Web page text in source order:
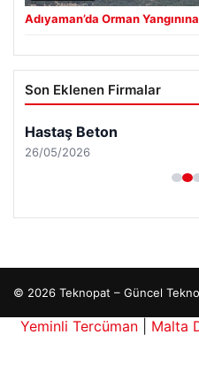
Adıyaman’da Orman
Son Eklenen Firmalar
Hastaş Beton
26/05/2026
© 2026 Teknopat – Güncel
Yeminli Tercüman Malta